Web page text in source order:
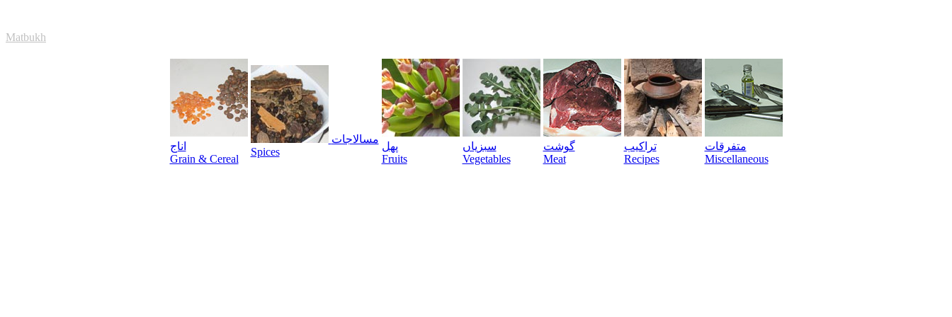
Matbukh
اناج
Grain & Cereal
مسالاجات
Spices
پھل
Fruits
سبزیاں
Vegetables
گوشت
Meat
تراکیب
Recipes
متفرقات
Miscellaneous